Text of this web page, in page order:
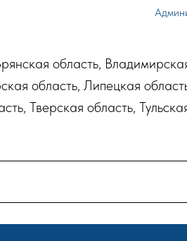
область,
область, Липецкая
Тверская область,